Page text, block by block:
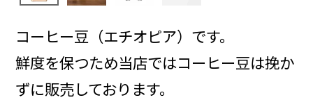
コーヒー豆（エチオピア）です。
鮮度を保つため当店ではコーヒー豆は挽か
ずに販売しております。